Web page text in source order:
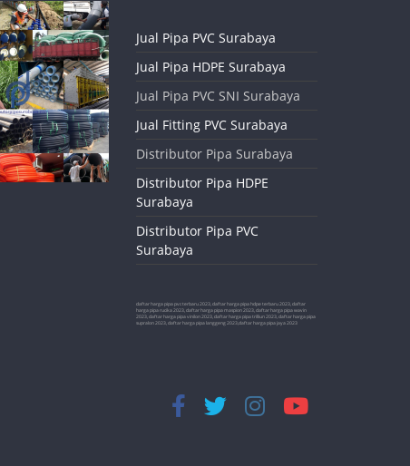
Jual Pipa PVC Surabaya
Jual Pipa HDPE Surabaya
Jual Pipa PVC SNI Surabaya
Jual Fitting PVC Surabaya
Distributor Pipa Surabaya
Distributor Pipa HDPE
Surabaya
Distributor Pipa PVC
Surabaya
daftar harga pipa pvc terbaru 2023, daftar harga pipa hdpe terbaru 2023, daftar
harga pipa rucika 2023, daftar harga pipa maspion 2023, daftar harga pipa wavin
2023, daftar harga pipa vinilon 2023, daftar harga pipa trilliun 2023, daftar harga pipa
supralon 2023, daftar harga pipa langgeng 2023,daftar harga pipa jaya 2023